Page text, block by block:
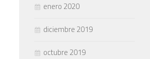
enero 2020
diciembre 2019
octubre 2019